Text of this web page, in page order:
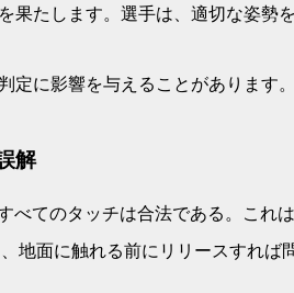
果たします。選手は、適切な姿勢
定に影響を与えることがあります
解
べてのタッチは合法である。これ
地面に触れる前にリリースすれば